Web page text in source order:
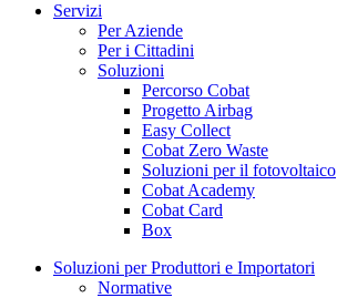
Servizi
Per Aziende
Per i Cittadini
Soluzioni
Percorso Cobat
Progetto Airbag
Easy Collect
Cobat Zero Waste
Soluzioni per il fotovoltaico
Cobat Academy
Cobat Card
Box
Soluzioni per Produttori e Importatori
Normative